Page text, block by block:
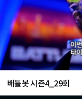
배틀봇 시즌4_29회